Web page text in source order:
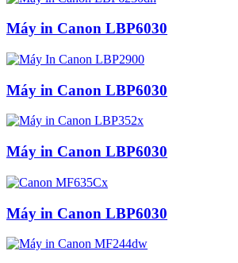
Máy in Canon LBP6030
Máy in Canon LBP6030
Máy in Canon LBP6030
Máy in Canon LBP6030